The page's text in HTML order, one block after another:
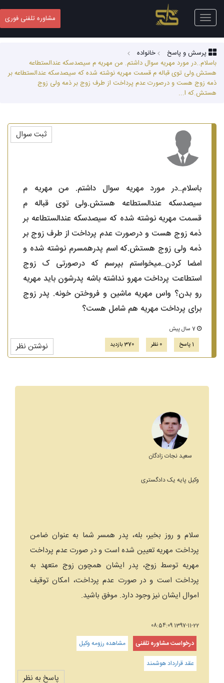
Toggle
navigation
مشاوره تلفنی فوری
پرسش و پاسخ
خانواده
باسلام..در مورد مهریه سوال داشتم. من مهریه م سیصدسکه عندالستطاعه
هستش.ولی توی قباله م قسمت مهریه نوشته شده که سیصدسکه عندالستطاعه بر
ذمه زوج هست و درصورت عدم پرداخت از طرف زوج بر ذمه ولی زوج
هستش.که ا...
باسلام..در مورد مهریه سوال داشتم. من مهریه م
سیصدسکه عندالستطاعه هستش.ولی توی قباله م
قسمت مهریه نوشته شده که سیصدسکه عندالستطاعه بر
ذمه زوج هست و درصورت عدم پرداخت از طرف زوج بر
ذمه ولی زوج هستش.که اسم پدرهمسرم نوشته شده و
امضا کردن..میخواستم بپرسم که درصورتی ک زوج
استطاعت پرداخت مهرو نداشته باشه پدرشون باید مهریه
رو بدن؟ واس مهریه ماشین و فروختن خونه. پدر زوج
برای پرداخت مهریه هم شامل هست؟
1 پاسخ
0 نظر 370 بازدید نوشتن نظر
ثبت سوال
سعید نجات زادگان
وکیل پایه یک دادگستری
سلام و روز بخیر، بله، پدر همسر شما به عنوان ضامن
پرداخت مهریه تعیین شده است و در صورت عدم پرداخت
مهریه توسط زوج، پدر ایشان همچون زوج متعهد به
پرداخت است و در صورت عدم پرداخت، امکان توقیف
اموال ایشان نیز وجود دارد. موفق باشید.
1397-11-22 08:54:09
درخواست مشاوره تلفنی
مشاهده رزومه وکیل
عقد قرارداد هوشمند
پاسخ به نظر